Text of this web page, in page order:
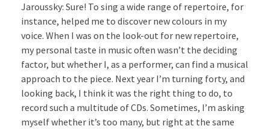
Jaroussky: Sure! To sing a wide range of repertoire, for
instance, helped me to discover new colours in my
voice. When I was on the look-out for new repertoire,
my personal taste in music often wasn’t the deciding
factor, but whether I, as a performer, can find a musical
approach to the piece. Next year I’m turning forty, and
looking back, I think it was the right thing to do, to
record such a multitude of CDs. Sometimes, I’m asking
myself whether it’s too many, but right at the same